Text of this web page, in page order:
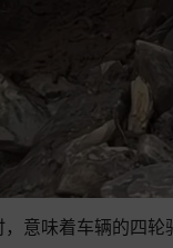
意味着车辆的四